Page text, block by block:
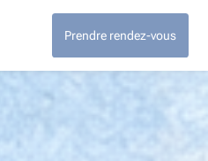
Prendre rendez-vous